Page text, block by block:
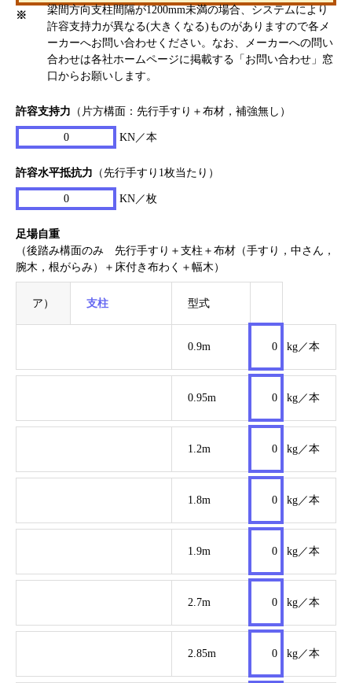
※
梁間方向支柱間隔が1200mm未満の場合、システムにより
許容支持力が異なる(大きくなる)ものがありますので各メ
ーカーへお問い合わせください。なお、メーカーへの問い
合わせは各社ホームページに掲載する「お問い合わせ」窓
口からお願いします。
許容支持力 （片方構面：先行手すり＋布材，補強無し）
0 KN／本
許容水平抵抗力 （先行手すり1枚当たり）
0 KN／枚
足場自重
（後踏み構面のみ 先行手すり＋支柱＋布材（手すり，中さん，
腕木，根がらみ）＋床付き布わく＋幅木）
ア） 支柱 型式
0.9m 0 kg／本
0.95m 0 kg／本
1.2m 0 kg／本
1.8m 0 kg／本
1.9m 0 kg／本
2.7m 0 kg／本
2.85m 0 kg／本